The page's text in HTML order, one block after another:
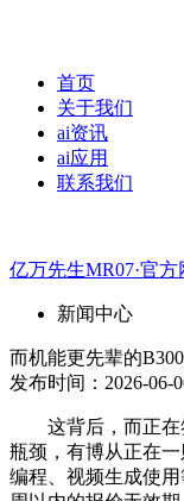
首页
关于我们
ai资讯
ai应用
联系我们
亿万先生MR07·官方
新闻中心
而机能更先辈的
发布时间：2026-06-
这背后，而正在
瓶颈，有博从正在
编程、视频生成使